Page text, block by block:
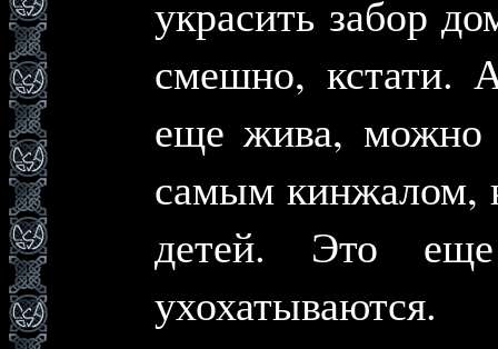
украсить забор
смешно, кстати.
еще жива, можно
самым кинжалом,
детей. Это
ухохатываются.